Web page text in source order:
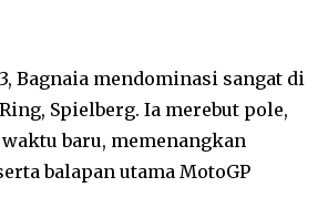
Bagnaia mendominasi sangat di
Spielberg. Ia merebut pole,
baru, memenangkan
balapan utama MotoGP